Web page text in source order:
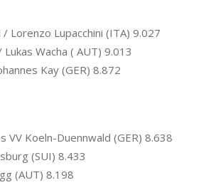
/ Lorenzo Lupacchini (ITA) 9.027
Lukas Wacha ( AUT) 9.013
Kay (GER) 8.872
VV Koeln-Duennwald (GER) 8.638
(SUI) 8.433
(AUT) 8.198